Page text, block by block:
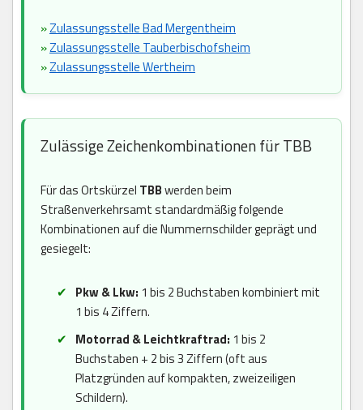
»Zulassungsstelle Bad Mergentheim
»Zulassungsstelle Tauberbischofsheim
»Zulassungsstelle Wertheim
Zulässige Zeichenkombinationen für TBB
Für das Ortskürzel TBBwerden beim
Straßenverkehrsamt standardmäßig folgende
Kombinationen auf die Nummernschilder geprägt und
gesiegelt:
Pkw & Lkw: 1 bis 2 Buchstaben kombiniert mit
1 bis 4 Ziffern.
Motorrad & Leichtkraftrad: 1 bis 2
Buchstaben + 2 bis 3 Ziffern (oft aus
Platzgründen auf kompakten, zweizeiligen
Schildern).